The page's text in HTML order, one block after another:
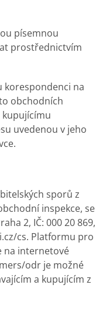
písemnou
prostřednictvím
korespondenci na
obchodních
uvedenou v jeho
sporů z
inspekce, se
2, IČ: 000 20 869,
cs. Platformu pro
na internetové
odr je možné
a kupujícím z